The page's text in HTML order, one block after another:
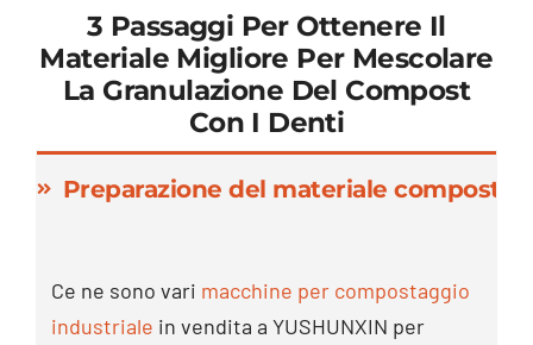
3 Passaggi Per Ottenere Il
Materiale Migliore Per Mescolare
La Granulazione Del Compost
Con I Denti
Preparazione del materiale
Ce ne sono vari macchine per compostaggio
industriale in vendita a YUSHUNXIN per